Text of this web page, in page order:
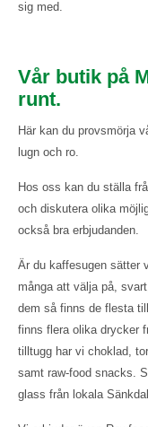
sig med.
Vår butik på
runt.
Här kan du provsmörja
lugn och ro.
Hos oss kan du ställa
och diskutera olika
också bra erbjudanden.
Är du kaffesugen sätter
många att välja på,
dem så finns de flesta
finns flera olika drycker
tilltugg har vi choklad,
samt raw-food snacks.
glass från lokala